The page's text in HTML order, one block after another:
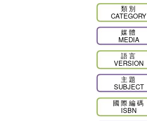
類別
CATEGORY
媒體
MEDIA
語言
VERSION
主題
SUBJECT
國際編碼
ISBN